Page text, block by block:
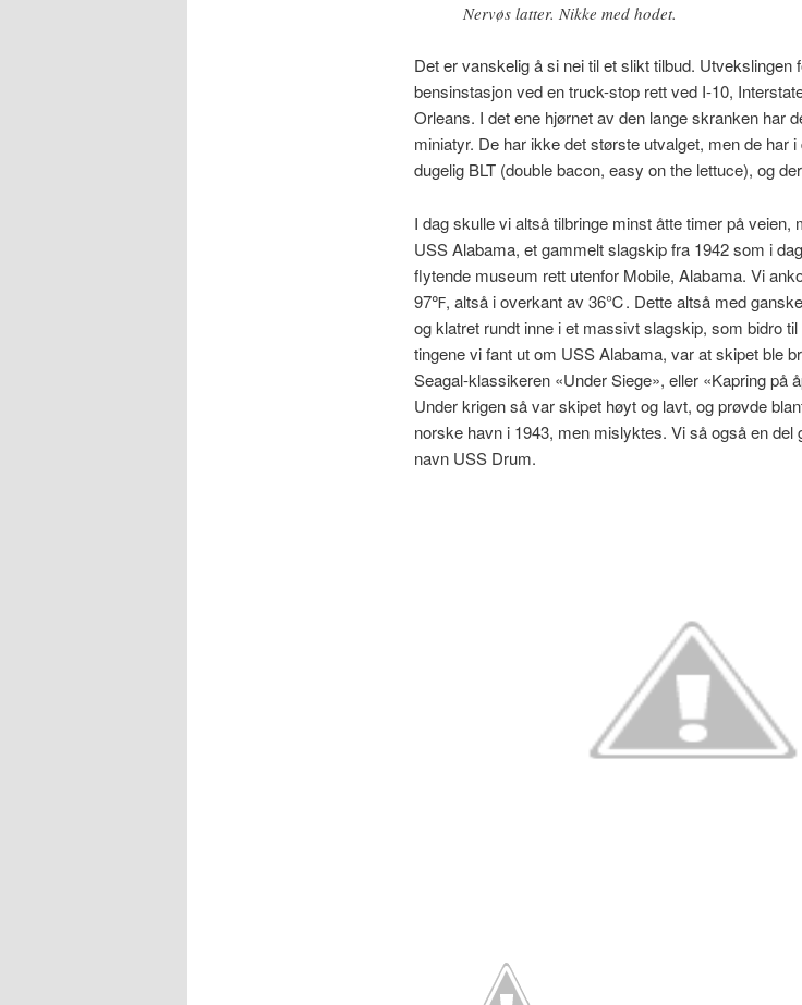
Nervøs latter. Nikke med hodet.
Det er vanskelig å si nei til et slikt tilbud. Utvekslingen
bensinstasjon ved en truck-stop rett ved I-10,
Orleans. I det ene hjørnet av den lange skranken har
miniatyr. De har ikke det største utvalget, men de har
dugelig BLT (double bacon, easy on the lettuce), og
I dag skulle vi altså tilbringe minst åtte timer på veien,
USS Alabama, et gammelt slagskip fra 1942 som i
flytende museum rett utenfor Mobile, Alabama. Vi
97℉, altså i overkant av 36℃. Dette altså med
og klatret rundt inne i et massivt slagskip, som bidro
tingene vi fant ut om USS Alabama, var at skipet ble
Seagal-klassikeren «Under Siege», eller «Kapring på
Under krigen så var skipet høyt og lavt, og prøvde
norske havn i 1943, men mislyktes. Vi så også en
navn USS Drum.